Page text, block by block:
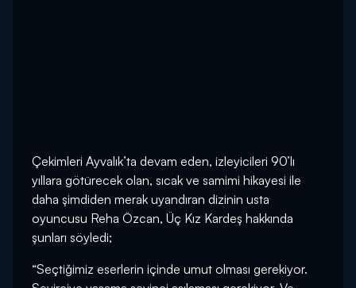
Çekimleri Ayvalık’ta devam eden, izleyicileri 90’lı
yıllara götürecek olan, sıcak ve samimi hikayesi ile
daha şimdiden merak uyandıran dizinin usta
oyuncusu Reha Özcan, Üç Kız Kardeş hakkında
şunları söyledi;
“Seçtiğimiz eserlerin içinde umut olması gerekiyor.